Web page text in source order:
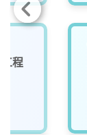
程